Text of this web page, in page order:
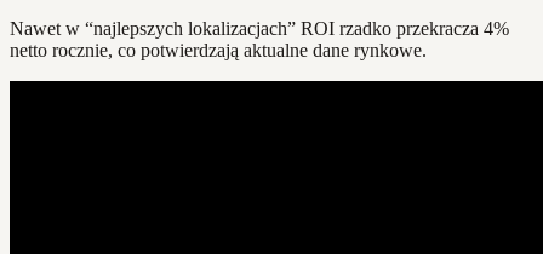
Nawet w “najlepszych lokalizacjach” ROI rzadko przekracza 4%
netto rocznie, co potwierdzają aktualne dane rynkowe.